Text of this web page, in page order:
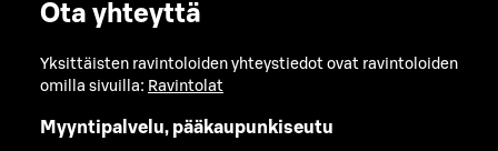
Ota yhteyttä
Yksittäisten ravintoloiden yhteystiedot ovat ravintoloiden
omilla sivuilla: Ravintolat
Myyntipalvelu, pääkaupunkiseutu